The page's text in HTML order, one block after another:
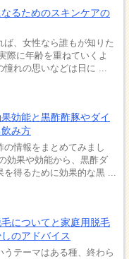
るためのスキンケアの
ば、女性なら誰もが知りた
際に年齢を重ねていくよ
れの思いなどは日に ...
効能と黒酢酢豚やダイ
み方
情報をまとめてみまし
効果や効能から、黒酢ダ
を得るために効果的な黒 ...
についてと家庭用脱毛
のアドバイス
テーマはある種、終わら